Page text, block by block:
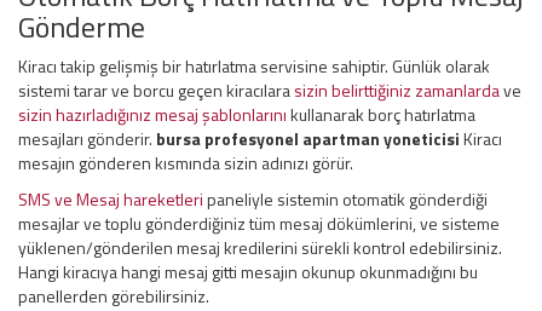
Gönderme
Kiracı takip gelişmiş bir hatırlatma servisine sahiptir. Günlük olarak
sistemi tarar ve borcu geçen kiracılarasizin belirttiğiniz zamanlardave
sizin hazırladığınız mesaj şablonlarınıkullanarak borç hatırlatma
mesajları gönderir. bursa profesyonel apartman yoneticisiKiracı
mesajın gönderen kısmında sizin adınızı görür.
SMS ve Mesaj hareketleripaneliyle sistemin otomatik gönderdiği
mesajlar ve toplu gönderdiğiniz tüm mesaj dökümlerini, ve sisteme
yüklenen/gönderilen mesaj kredilerini sürekli kontrol edebilirsiniz.
Hangi kiracıya hangi mesaj gitti mesajın okunup okunmadığını bu
panellerden görebilirsiniz.